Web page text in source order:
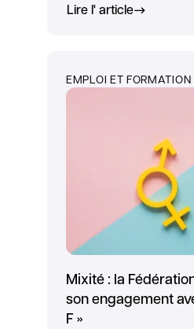
Lire l' article
EMPLOI ET FORMATION
Mixité : la
son engagement
F »